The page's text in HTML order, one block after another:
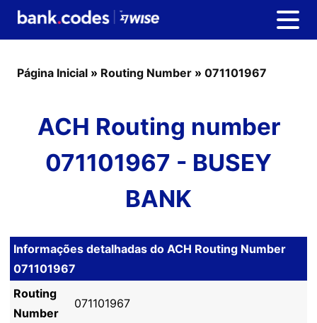
Página Inicial » Routing Number » 071101967
ACH Routing number
071101967 - BUSEY
BANK
Informações detalhadas do ACH Routing Number
071101967
Routing
Number
071101967